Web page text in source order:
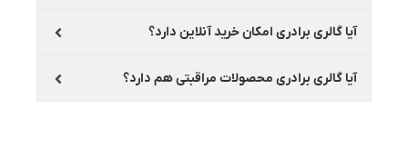
آیا گالری برادری امکان خرید آنلاین دارد؟
آیا گالری برادری محصولات مراقبتی هم دارد؟